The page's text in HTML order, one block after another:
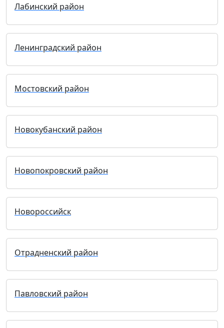
Лабинский район
Ленинградский район
Мостовский район
Новокубанский район
Новопокровский район
Новороссийск
Отрадненский район
Павловский район